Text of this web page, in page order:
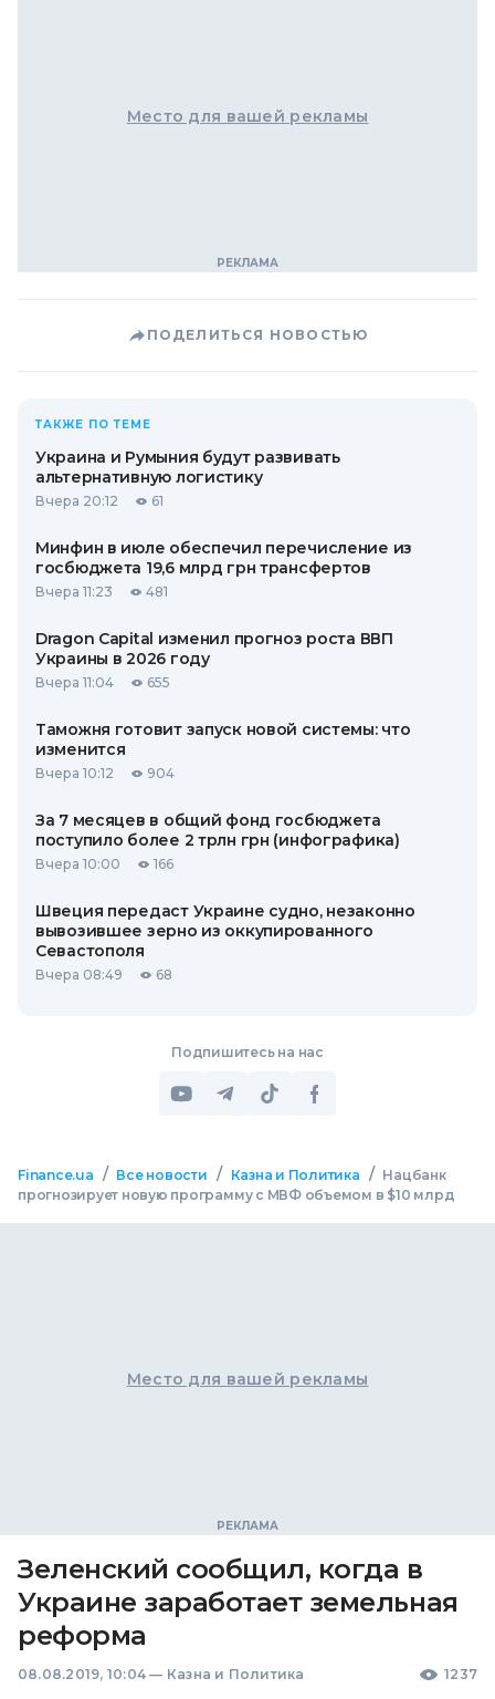
Место для вашей рекламы
ПОДЕЛИТЬСЯ НОВОСТЬЮ
ТАКЖЕ ПО ТЕМЕ
Украина и Румыния будут развивать
альтернативную логистику
Вчера 20:12 61
Минфин в июле обеспечил перечисление из
госбюджета 19,6 млрд грн трансфертов
Вчера 11:23 481
Dragon Capital изменил прогноз роста ВВП
Украины в 2026 году
Вчера 11:04 655
Таможня готовит запуск новой системы: что
изменится
Вчера 10:12 904
За 7 месяцев в общий фонд госбюджета
поступило более 2 трлн грн (инфографика)
Вчера 10:00 166
Швеция передаст Украине судно, незаконно
вывозившее зерно из оккупированного
Севастополя
Вчера 08:49 68
Подпишитесь на нас
Finance.ua / Все новости / Казна и Политика / Нацбанк
прогнозирует новую программу с МВФ объемом в $10 млрд
Место для вашей рекламы
Зеленский сообщил, когда в
Украине заработает земельная
реформа
08.08.2019, 10:04 — Казна и Политика 1237